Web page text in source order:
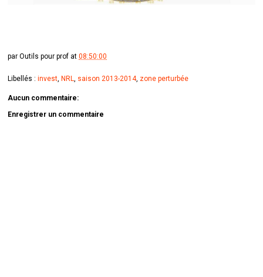
parOutils pour prof at08:50:00
Libellés :invest,NRL, saison 2013-2014, zone perturbée
Aucun commentaire:
Enregistrer un commentaire